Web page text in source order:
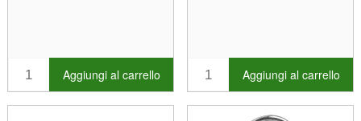
Aggiungi al carrello Aggiungi al carrello